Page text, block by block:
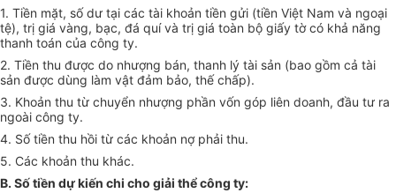
1. Tiền mặt, số dư tại các tài khoản tiền gửi (tiền Việt Nam và ngoại
tệ), trị giá vàng, bạc, đá quí và trị giá toàn bộ giấy tờ có khả năng
thanh toán của công ty.
2. Tiền thu được do nhượng bán, thanh lý tài sản (bao gồm cả tài
sản được dùng làm vật đảm bảo, thế chấp).
3. Khoản thu từ chuyển nhượng phần vốn góp liên doanh, đầu tư ra
ngoài công ty.
4. Số tiền thu hồi từ các khoản nợ phải thu.
5. Các khoản thu khác.
B. Số tiền dự kiến chi cho giải thể công ty: